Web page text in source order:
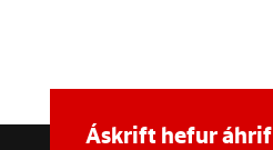
Áskrift hefur áhrif